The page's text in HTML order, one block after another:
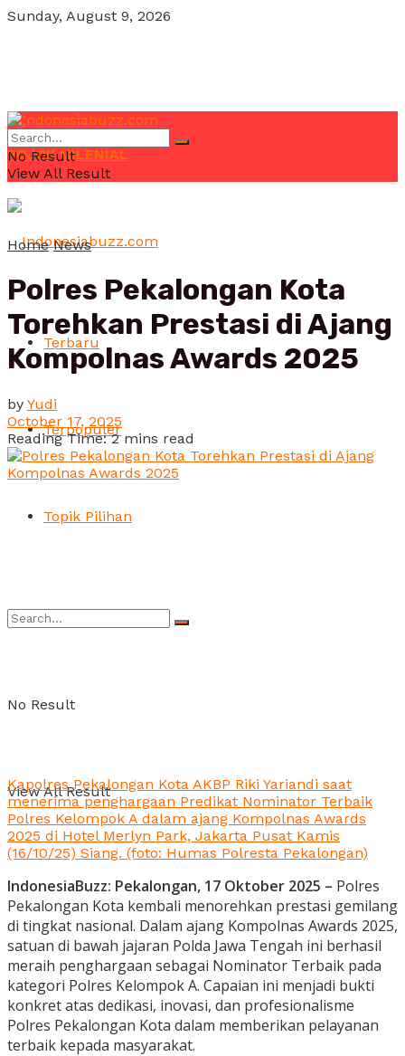
Sunday, August 9, 2026
POJOK MILENIAL
Terbaru
Terpopuler
Topik Pilihan
No Result
View All Result
No Result
View All Result
Home News
Polres Pekalongan Kota
Torehkan Prestasi di Ajang
Kompolnas Awards 2025
by Yudi
October 17, 2025
Reading Time: 2 mins read
Kapolres Pekalongan Kota AKBP Riki Yariandi saat
menerima penghargaan Predikat Nominator Terbaik
Polres Kelompok A dalam ajang Kompolnas Awards
2025 di Hotel Merlyn Park, Jakarta Pusat Kamis
(16/10/25) Siang. (foto: Humas Polresta Pekalongan)
IndonesiaBuzz: Pekalongan, 17 Oktober 2025 – Polres
Pekalongan Kota kembali menorehkan prestasi gemilang
di tingkat nasional. Dalam ajang Kompolnas Awards 2025,
satuan di bawah jajaran Polda Jawa Tengah ini berhasil
meraih penghargaan sebagai Nominator Terbaik pada
kategori Polres Kelompok A. Capaian ini menjadi bukti
konkret atas dedikasi, inovasi, dan profesionalisme
Polres Pekalongan Kota dalam memberikan pelayanan
terbaik kepada masyarakat.